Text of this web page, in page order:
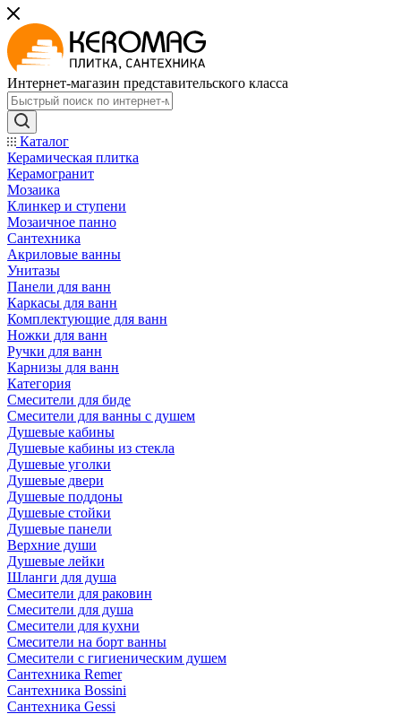
Интернет-магазин представительского класса
Каталог
Керамическая плитка
Керамогранит
Мозаика
Клинкер и ступени
Мозаичное панно
Сантехника
Акриловые ванны
Унитазы
Панели для ванн
Каркасы для ванн
Комплектующие для ванн
Ножки для ванн
Ручки для ванн
Карнизы для ванн
Категория
Смесители для биде
Смесители для ванны с душем
Душевые кабины
Душевые кабины из стекла
Душевые уголки
Душевые двери
Душевые поддоны
Душевые стойки
Душевые панели
Верхние души
Душевые лейки
Шланги для душа
Смесители для раковин
Смесители для душа
Смесители для кухни
Смесители на борт ванны
Смесители с гигиеническим душем
Сантехника Remer
Сантехника Bossini
Сантехника Gessi